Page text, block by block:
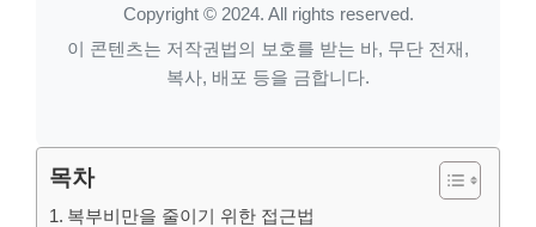
Copyright © 2024. All rights reserved.
이 콘텐츠는 저작권법의 보호를 받는 바, 무단 전재,
복사, 배포 등을 금합니다.
목차
복부비만을 줄이기 위한 접근법